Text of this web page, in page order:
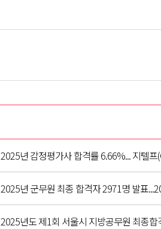
2025년 감정평가사 합격률 6.66%... 지텔
2025년 군무원 최종 합격자 2971명 발표
2025년도 제1회 서울시 지방공무원 최종